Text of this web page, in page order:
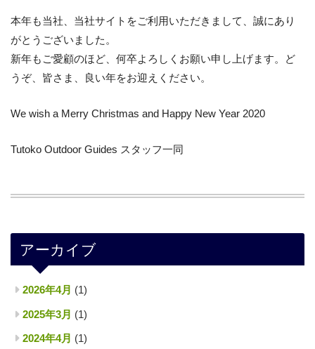
本年も当社、当社サイトをご利用いただきまして、誠にあり
がとうございました。
新年もご愛顧のほど、何卒よろしくお願い申し上げます。ど
うぞ、皆さま、良い年をお迎えください。
We wish a Merry Christmas and Happy New Year 2020
Tutoko Outdoor Guides スタッフ一同
アーカイブ
2026年4月 (1)
2025年3月 (1)
2024年4月 (1)